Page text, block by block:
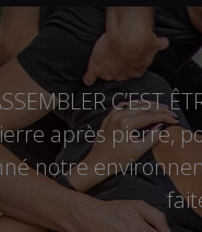
après pierre,
notre